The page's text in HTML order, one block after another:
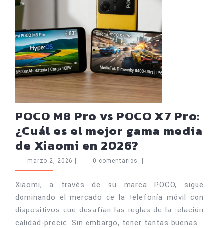
POCO M8 Pro vs POCO X7 Pro:
¿Cuál es el mejor gama media
de Xiaomi en 2026?
M8
vs
POCO
X7
marzo 2, 2026 marzo
0 comentarios
Xiaomi, a través de su marca POCO, sigue
dominando el mercado de la telefonía móvil con
dispositivos que desafían las reglas de la relación
calidad-precio. Sin embargo, tener tantas buenas